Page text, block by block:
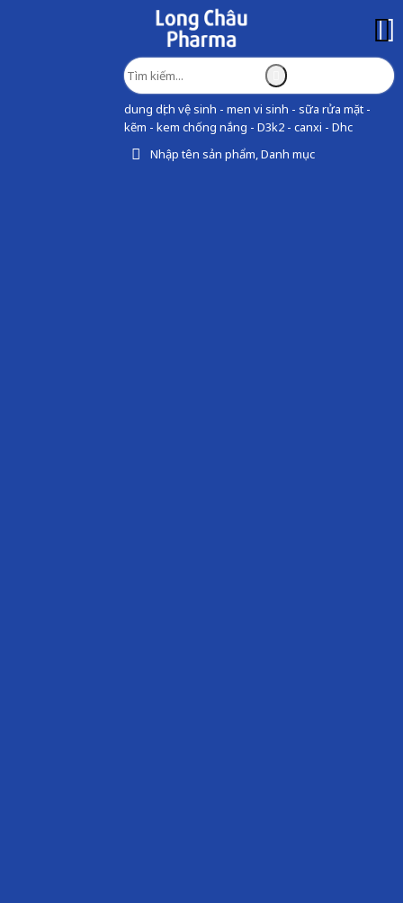
dung dịch vệ sinh - men vi sinh - sữa rửa mặt -
kẽm - kem chống nắng - D3k2 - canxi - Dhc
Nhập tên sản phẩm, Danh mục